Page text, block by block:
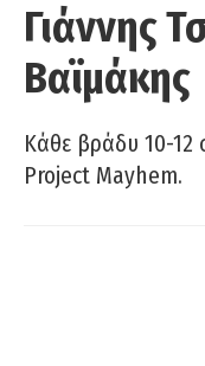
Γιάννης
Βαϊμάκης
Κάθε βράδυ 10-
Project Mayhem.